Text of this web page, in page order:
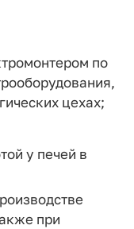
по
цехах;
у печей в
при